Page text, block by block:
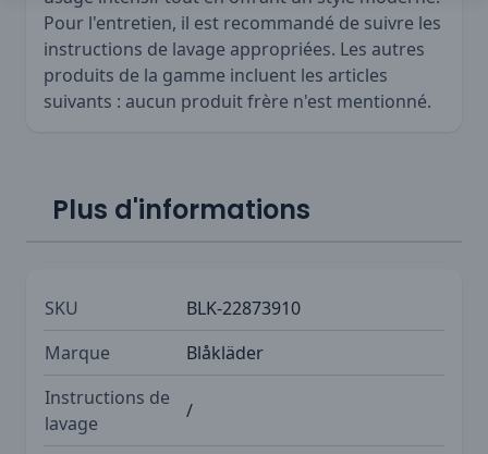
Pour l'entretien, il est recommandé de suivre les
instructions de lavage appropriées. Les autres
produits de la gamme incluent les articles
suivants : aucun produit frère n'est mentionné.
Plus d'informations
SKU
BLK-22873910
Marque
Blåkläder
Instructions de
lavage
/